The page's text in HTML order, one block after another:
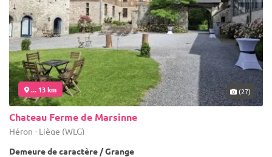
... 13 km (27)
Chateau Ferme de Marsinne
Héron - Liège (WLG)
Demeure de caractère / Grange